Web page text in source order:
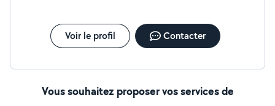
Voir le profil Contacter
Vous souhaitez proposer vos services de